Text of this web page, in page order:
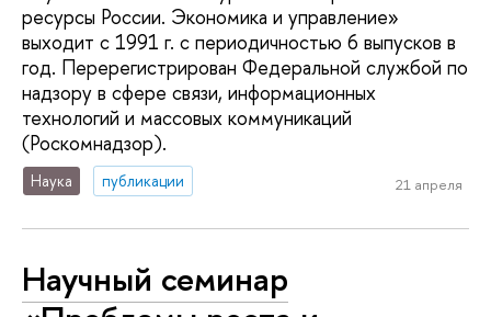
ресурсы России. Экономика и управление»
выходит с 1991 г. с периодичностью 6 выпусков в
год. Перерегистрирован Федеральной службой по
надзору в сфере связи, информационных
технологий и массовых коммуникаций
(Роскомнадзор).
Наука публикации 21 апреля
Научный семинар